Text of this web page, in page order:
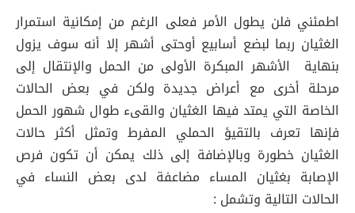
اطمئني فلن يطول الأمر فعلى الرغم من إمكانية استمرار
الغثيان ربما لبضع أسابيع أوحتى أشهر إلا أنه سوف يزول
بنهاية الأشهر المبكرة الأولى من الحمل والإنتقال إلى
مرحلة أخرى مع أعراض جديدة ولكن في بعض الحالات
الخاصة التي يمتد فيها الغثيان والقىء طوال شهور الحمل
فإنها تعرف بالتقيؤ الحملي المفرط وتمثل أكثر حالات
الغثيان خطورة وبالإضافة إلى ذلك يمكن أن تكون فرص
الإصابة بغثيان المساء مضاعفة لدى بعض النساء في
الحالات التالية وتشمل :